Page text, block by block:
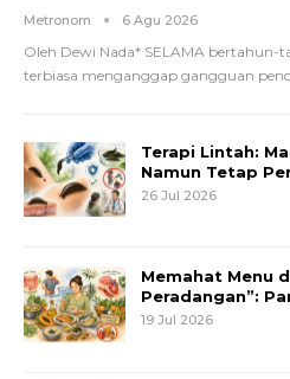
Metronom 6 Agu 2026
Oleh Dewi Nada* SELAMA bertahun-
terbiasa menganggap gangguan
Terapi Lintah:
Namun Tetap
26 Jul 2026
Memahat Menu
Peradangan”:
19 Jul 2026